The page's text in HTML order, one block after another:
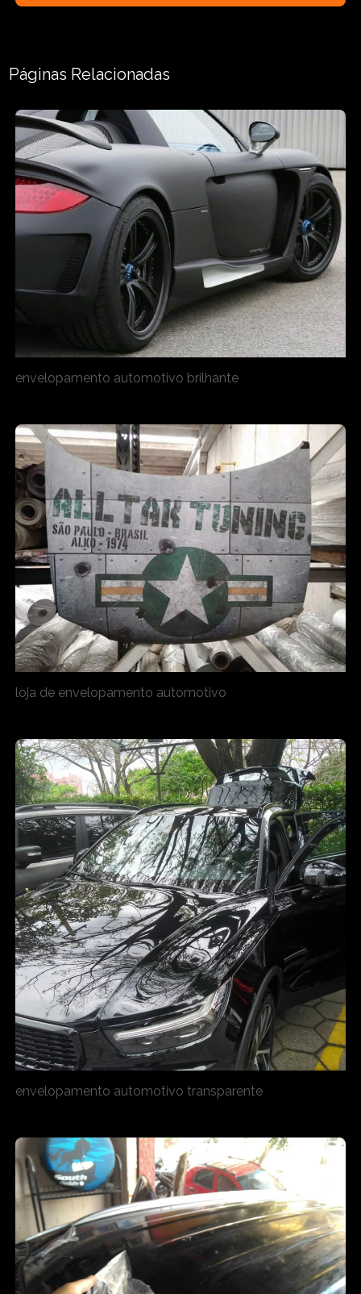
Páginas Relacionadas
envelopamento automotivo brilhante
loja de envelopamento automotivo
envelopamento automotivo transparente